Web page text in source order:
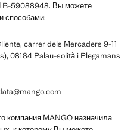
B-59088948. Вы можете
способами:
carrer dels Mercaders 9-11
08184 Palau-solità i Plegamans
компания MANGO назначила